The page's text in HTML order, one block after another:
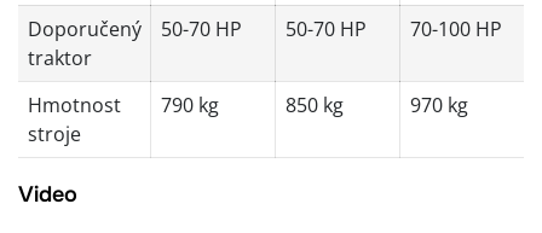
Doporučený
traktor
50-70 HP 50-70 HP 70-100 HP
Hmotnost
stroje
790 kg 850 kg 970 kg
Video